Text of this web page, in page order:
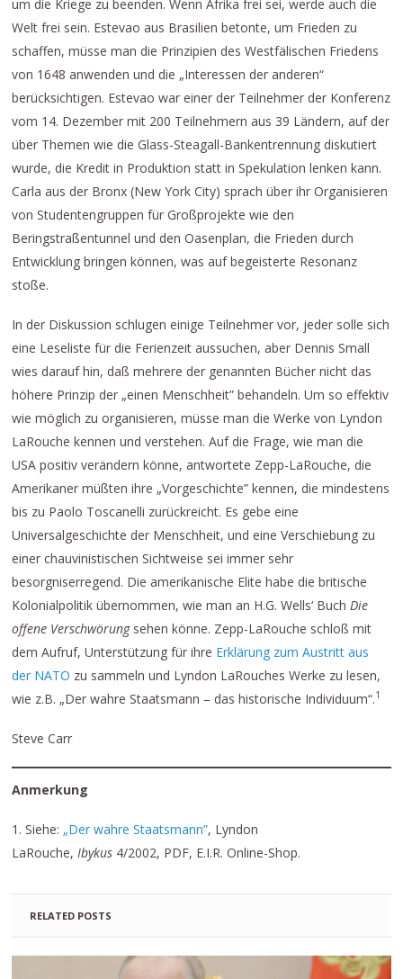
um die Kriege zu beenden. Wenn Afrika frei sei, werde auch die
Welt frei sein. Estevao aus Brasilien betonte, um Frieden zu
schaffen, müsse man die Prinzipien des Westfälischen Friedens
von 1648 anwenden und die „Interessen der anderen“
berücksichtigen. Estevao war einer der Teilnehmer der Konferenz
vom 14. Dezember mit 200 Teilnehmern aus 39 Ländern, auf der
über Themen wie die Glass-Steagall-Bankentrennung diskutiert
wurde, die Kredit in Produktion statt in Spekulation lenken kann.
Carla aus der Bronx (New York City) sprach über ihr Organisieren
von Studentengruppen für Großprojekte wie den
Beringstraßentunnel und den Oasenplan, die Frieden durch
Entwicklung bringen können, was auf begeisterte Resonanz
stoße.
In der Diskussion schlugen einige Teilnehmer vor, jeder solle sich
eine Leseliste für die Ferienzeit aussuchen, aber Dennis Small
wies darauf hin, daß mehrere der genannten Bücher nicht das
höhere Prinzip der „einen Menschheit” behandeln. Um so effektiv
wie möglich zu organisieren, müsse man die Werke von Lyndon
LaRouche kennen und verstehen. Auf die Frage, wie man die
USA positiv verändern könne, antwortete Zepp-LaRouche, die
Amerikaner müßten ihre „Vorgeschichte” kennen, die mindestens
bis zu Paolo Toscanelli zurückreicht. Es gebe eine
Universalgeschichte der Menschheit, und eine Verschiebung zu
einer chauvinistischen Sichtweise sei immer sehr
besorgniserregend. Die amerikanische Elite habe die britische
Kolonialpolitik übernommen, wie man an H.G. Wells‘ Buch Die
offene Verschwörungsehen könne. Zepp-LaRouche schloß mit
dem Aufruf, Unterstützung für ihre Erklärung zum Austritt aus
der NATO zu sammeln und Lyndon LaRouches Werke zu lesen,
wie z.B. „Der wahre Staatsmann – das historische Individuum“.1
Steve Carr
Anmerkung
1. Siehe: „Der wahre Staatsmann”, Lyndon
LaRouche, Ibykus 4/2002, PDF, E.I.R. Online-Shop.
RELATED POSTS